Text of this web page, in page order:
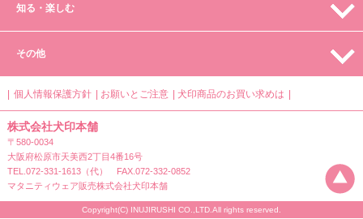
知る・楽しむ
その他
個人情報保護方針 お願いとご注意 犬印商品のお買い求めは
株式会社犬印本舗
〒580-0034
大阪府松原市天美西2丁目4番16号
TEL.072-331-1613（代） FAX.072-332-0852
マタニティウェア販売株式会社犬印本舗
Copyright(C) INUJIRUSHI CO.,LTD.All rights reserved.